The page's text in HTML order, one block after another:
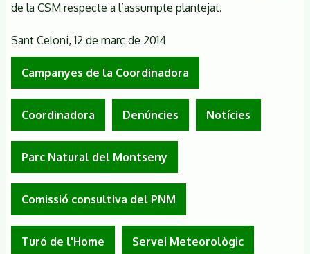
de la CSM respecte a l’assumpte plantejat.
Sant Celoni, 12 de març de 2014
Campanyes de la Coordinadora
Coordinadora Denúncies Notícies
Parc Natural del Montseny
Comissió consultiva del PNM
Turó de l'Home Servei Meteorològic